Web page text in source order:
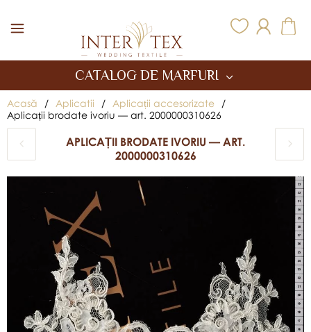
CATALOG DE MARFURI
Acasă / Aplicatii / Aplicații accesorizate
/
Aplicații brodate ivoriu — art. 2000000310626
APLICAȚII BRODATE IVORIU — ART.
2000000310626